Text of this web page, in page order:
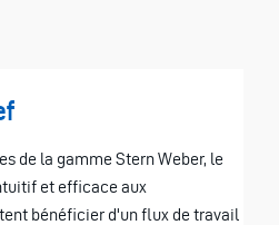
de la gamme Stern Weber, le
et efficace aux
bénéficier d'un flux de travail